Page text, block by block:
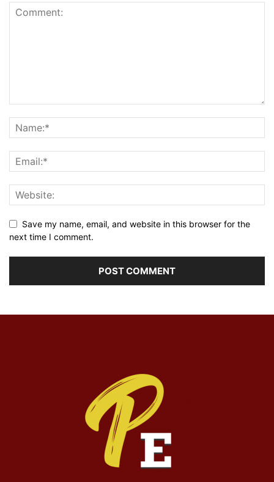
Save my name, email, and website in this browser for the
next time I comment.